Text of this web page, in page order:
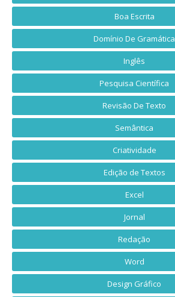
Boa Escrita
Domínio De Gramática
Inglês
Pesquisa Científica
Revisão De Texto
Semântica
Criatividade
Edição de Textos
Excel
Jornal
Redação
Word
Design Gráfico